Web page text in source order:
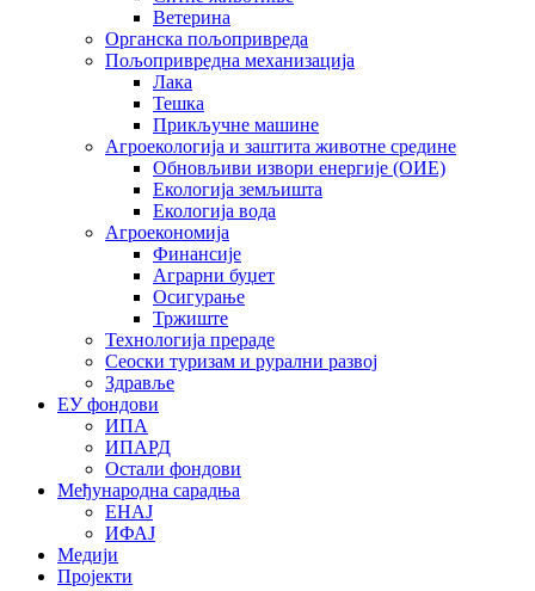
Ветерина
Органска пољопривреда
Пољопривредна механизација
Лака
Тешка
Прикључне машине
Агроекологија и заштита животне средине
Обновљиви извори енергије (ОИЕ)
Екологија земљишта
Екологија вода
Агроекономија
Финансије
Аграрни буџет
Осигурање
Тржиште
Технологија прераде
Сеоски туризам и рурални развој
Здравље
ЕУ фондови
ИПА
ИПАРД
Остали фондови
Међународна сарадња
ЕНАЈ
ИФАЈ
Медији
Пројекти